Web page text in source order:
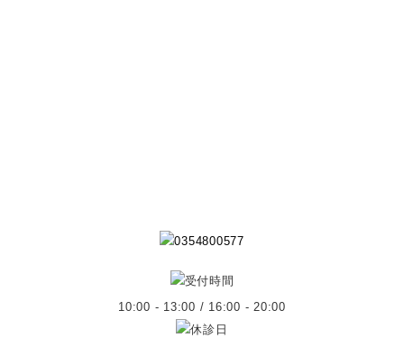
10:00 - 13:00 / 16:00 - 20:00